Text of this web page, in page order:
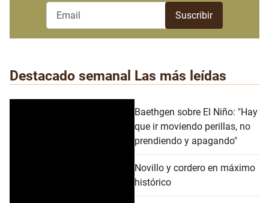
Destacado semanal Las más leídas
Baethgen sobre El Niño: "Hay
que ir moviendo perillas, no
prendiendo y apagando"
Novillo y cordero en máximo
histórico